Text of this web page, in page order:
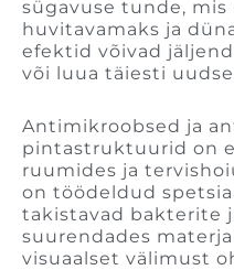
sügavuse tunde,
huvitavamaks ja
efektid võivad
või luua täiesti
Antimikroobsed ja
pintastruktuurid on
ruumides ja
on töödeldud
takistavad bakterite
suurendades
visuaalset välimust